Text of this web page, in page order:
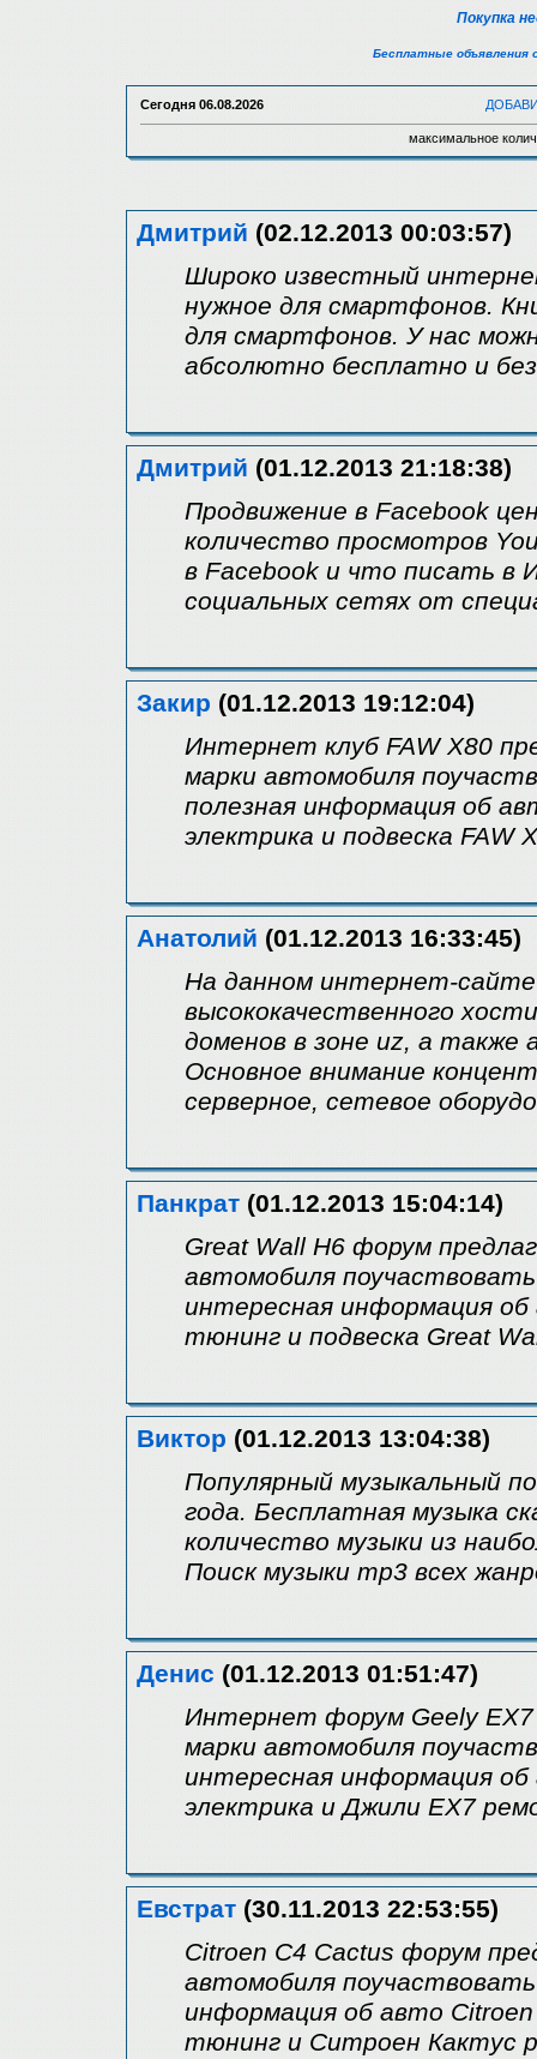
Покупка
Бесплатные объявления
Сегодня 06.08.2026
максимальное
Дмитрий (02.12.2013 00:03:57)
Широко известный
нужное для смартфонов.
для смартфонов. У нас
абсолютно бесплатно и
Дмитрий (01.12.2013 21:18:38)
Продвижение в Facebook
количество просмотров
в Facebook и что писать в
социальных сетях от
Закир (01.12.2013 19:12:04)
Интернет клуб FAW X80
марки автомобиля
полезная информация об
электрика и подвеска FAW
Анатолий (01.12.2013 16:33:45)
На данном интернет-
высококачественного
доменов в зоне uz, а также
Основное внимание
серверное, сетевое
Панкрат (01.12.2013 15:04:14)
Great Wall H6 форум
автомобиля
интересная информация об
тюнинг и подвеска Great
Виктор (01.12.2013 13:04:38)
Популярный музыкальный
года. Бесплатная музыка
количество музыки из
Поиск музыки mp3 всех
Денис (01.12.2013 01:51:47)
Интернет форум Geely EX7
марки автомобиля
интересная информация
электрика и Джили EX7
Евстрат (30.11.2013 22:53:55)
Citroen C4 Cactus форум
автомобиля
информация об авто
тюнинг и Ситроен Кактус